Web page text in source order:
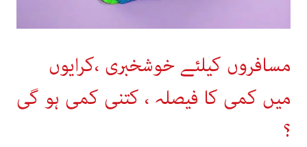
مسافروں کیلئے خوشخبری ،کرایوں
میں کمی کا فیصلہ ، کتنی کمی ہو گی
؟